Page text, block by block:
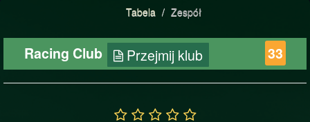
STATYSTYKI
Tabela / Zespół
Racing Club Przejmij klub 33